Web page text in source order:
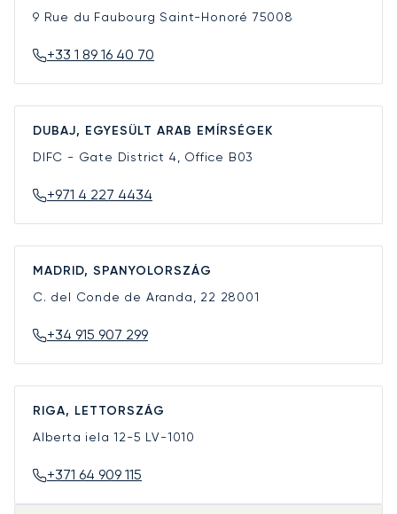
9 Rue du Faubourg Saint-Honoré 75008
+33 1 89 16 40 70
DUBAJ, EGYESÜLT ARAB EMÍRSÉGEK
DIFC - Gate District 4, Office B03
+971 4 227 4434
MADRID, SPANYOLORSZÁG
C. del Conde de Aranda, 22 28001
+34 915 907 299
RIGA, LETTORSZÁG
Alberta iela 12-5 LV-1010
+371 64 909 115